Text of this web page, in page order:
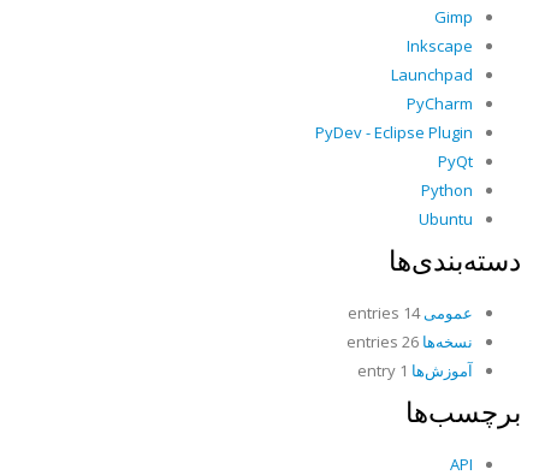
Gimp
Inkscape
Launchpad
PyCharm
PyDev - Eclipse Plugin
PyQt
Python
Ubuntu
دسته‌بندی‌ها
عمومی14 entries
نسخه‌ها
آموزش‌ها
برچسب‌ها
API